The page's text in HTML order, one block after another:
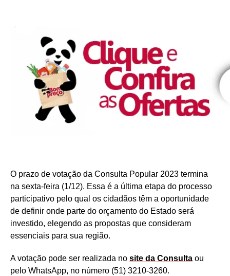
O prazo de votação da Consulta Popular 2023 termina
na sexta-feira (1/12). Essa é a última etapa do processo
participativo pelo qual os cidadãos têm a oportunidade
de definir onde parte do orçamento do Estado será
investido, elegendo as propostas que consideram
essenciais para sua região.
A votação pode ser realizada no site da Consulta ou
pelo WhatsApp, no número (51) 3210-3260.